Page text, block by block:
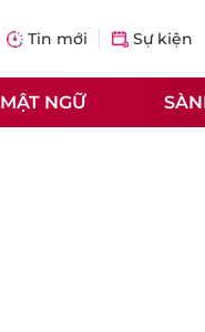
Tin mới Sự kiện
MẬT NGỮ